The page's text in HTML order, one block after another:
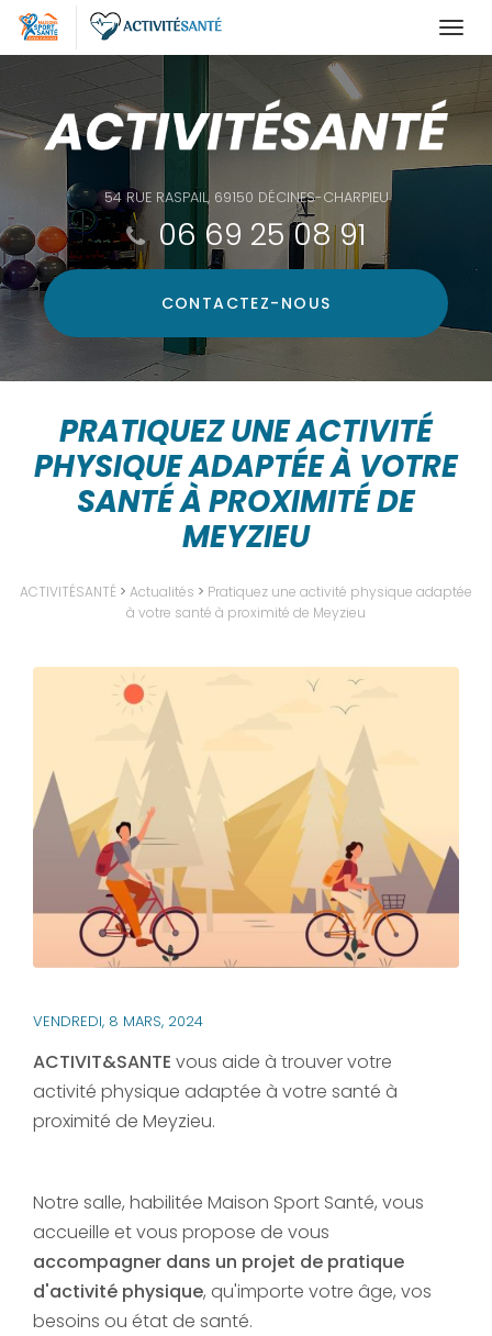
au
contenu
principal
54 RUE RASPAIL, 69150 DÉCINES-CHARPIEU
06 69 25 08 91
CONTACTEZ- NOUS
PRATIQUEZ UNE ACTIVITÉ
PHYSIQUE ADAPTÉE À VOTRE
SANTÉ À PROXIMITÉ DE
MEYZIEU
ACTIVITÉSANTÉ > Actualités > Pratiquez une activité physique adaptée
à votre santé à proximité de Meyzieu
VENDREDI, 8 MARS, 2024
ACTIVIT&SANTE vous aide à trouver votre
activité physique adaptée à votre santé à
proximité de Meyzieu.
Notre salle, habilitée Maison Sport Santé, vous
accueille et vous propose de vous
accompagner dans un projet de pratique
d'activité physique, qu'importe votre âge, vos
besoins ou état de santé.